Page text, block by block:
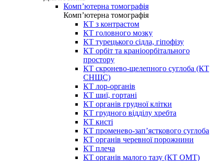
Комп’ютерна томографія
Комп’ютерна томографія
КТ з контрастом
КТ головного мозку
КТ турецького сідла, гіпофізу
КТ орбіт та краніоорбітального
простору
КТ скронево-щелепного суглоба (КТ
СНЩС)
КТ лор-органів
КТ шиї, гортані
КТ органів грудної клітки
КТ грудного відділу хребта
КТ кисті
КТ променево-зап’ясткового суглоба
КТ органів черевної порожнини
КТ плеча
КТ органів малого тазу (КТ ОМТ)